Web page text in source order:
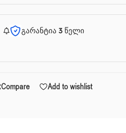
გარანტია 3 წელი
Compare Add to wishlist